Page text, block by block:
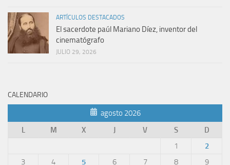
ARTÍCULOS DESTACADOS
El sacerdote paúl Mariano Díez, inventor del
cinematógrafo
JULIO 29, 2026
CALENDARIO
agosto 2026
L
M X J V S
D
1
2
3
4 5 6 7 8
9